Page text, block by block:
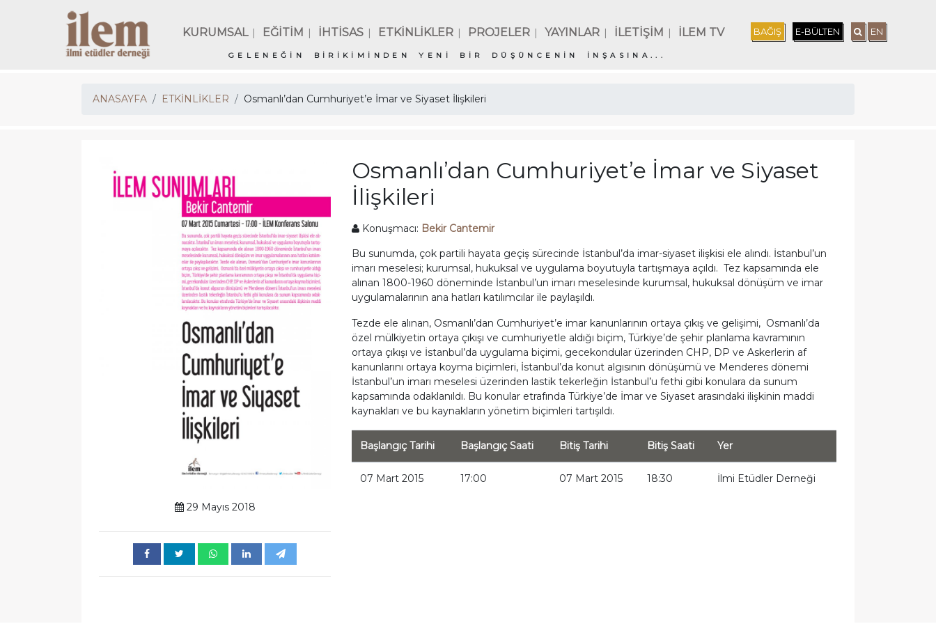
KURUMSAL | EĞİTİM | İHTİSAS | ETKİNLİKLER | PROJELER | YAYINLAR | İLETİŞİM | İLEM TV
GELENEĞİN BİRİKİMİNDEN YENİ BİR DÜŞÜNCENİN İNŞASINA...
BAĞIŞ E-BÜLTEN EN
ANASAYFA ETKİNLİKLER Osmanlı’dan Cumhuriyet’e İmar ve Siyaset İlişkileri
29 Mayıs 2018
Osmanlı’dan Cumhuriyet’e İmar ve Siyaset
İlişkileri
Konuşmacı: Bekir Cantemir
Bu sunumda, çok partili hayata geçiş sürecinde İstanbul’da imar-siyaset ilişkisi ele alındı. İstanbul’un
imarı meselesi; kurumsal, hukuksal ve uygulama boyutuyla tartışmaya açıldı. Tez kapsamında ele
alınan 1800-1960 döneminde İstanbul’un imarı meselesinde kurumsal, hukuksal dönüşüm ve imar
uygulamalarının ana hatları katılımcılar ile paylaşıldı.
Tezde ele alınan, Osmanlı’dan Cumhuriyet’e imar kanunlarının ortaya çıkış ve gelişimi, Osmanlı’da
özel mülkiyetin ortaya çıkışı ve cumhuriyetle aldığı biçim, Türkiye’de şehir planlama kavramının
ortaya çıkışı ve İstanbul’da uygulama biçimi, gecekondular üzerinden CHP, DP ve Askerlerin af
kanunlarını ortaya koyma biçimleri, İstanbul’da konut algısının dönüşümü ve Menderes dönemi
İstanbul’un imarı meselesi üzerinden lastik tekerleğin İstanbul’u fethi gibi konulara da sunum
kapsamında odaklanıldı. Bu konular etrafında Türkiye’de İmar ve Siyaset arasındaki ilişkinin maddi
kaynakları ve bu kaynakların yönetim biçimleri tartışıldı.
Başlangıç Tarihi Başlangıç Saati Bitiş Tarihi Bitiş Saati Yer
07 Mart 2015 17:00 07 Mart 2015 18:30 İlmi Etüdler Derneği